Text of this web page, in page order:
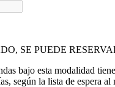
SE PUEDE
bajo esta modalidad
según la lista de espera al